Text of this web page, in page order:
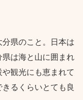
県のこと。日本は
は海と山に囲まれ
観光にも恵まれて
るくらいとても良